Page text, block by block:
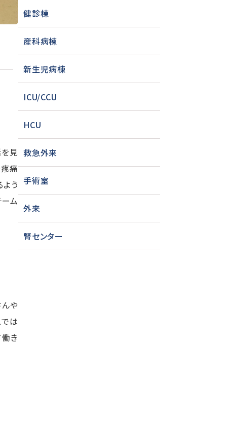
見
痛
う
ム
や
は
き
健診棟
産科病棟
新生児病棟
ICU/CCU
HCU
救急外来
手術室
外来
腎センター